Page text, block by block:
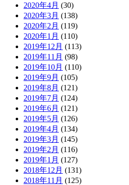
2020年4月 (30)
2020年3月 (138)
2020年2月 (119)
2020年1月 (110)
2019年12月 (113)
2019年11月 (98)
2019年10月 (110)
2019年9月 (105)
2019年8月 (121)
2019年7月 (124)
2019年6月 (121)
2019年5月 (126)
2019年4月 (134)
2019年3月 (145)
2019年2月 (116)
2019年1月 (127)
2018年12月 (131)
2018年11月 (125)